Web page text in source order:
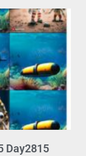
Day2815